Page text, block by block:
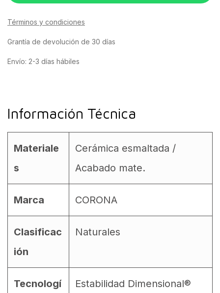
Términos y condiciones
Grantía de devolución de 30 días
Envío: 2-3 días hábiles
Información Técnica
Materiale
s
Cerámica esmaltada /
Acabado mate.
Marca CORONA
Clasificac
ión
Naturales
Tecnologí
Estabilidad Dimensional®